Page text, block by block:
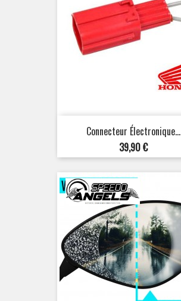
Connecteur Électronique...
Prix
39,90 €